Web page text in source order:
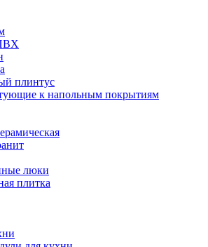
плинтус
к напольным покрытиям
люки
плитка